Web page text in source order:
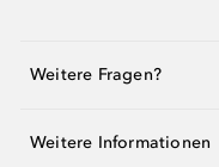
Weitere Fragen?
Weitere Informationen